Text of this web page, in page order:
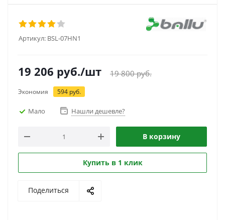
Артикул: BSL-07HN1
19 206 руб./шт 19 800руб.
Экономия 594 руб.
Мало Нашли дешевле?
В корзину
Купить в 1 клик
Поделиться